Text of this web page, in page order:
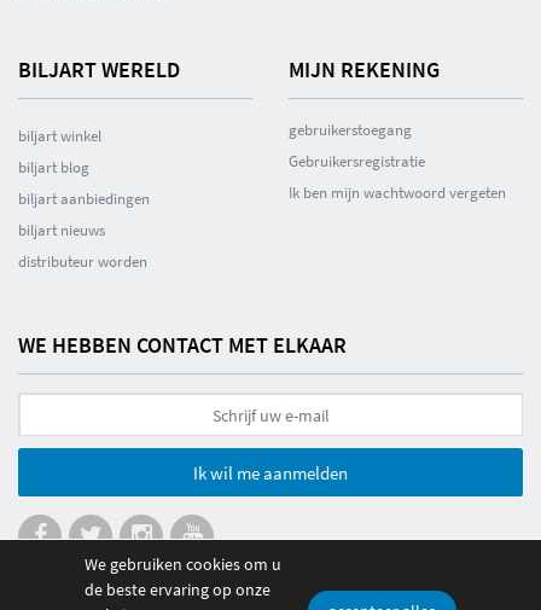
BILJART WERELD
biljart winkel
biljart blog
biljart aanbiedingen
biljart nieuws
distributeur worden
MIJN REKENING
gebruikerstoegang
Gebruikersregistratie
Ik ben mijn wachtwoord vergeten
WE HEBBEN CONTACT MET ELKAAR
Ik wil me aanmelden
We gebruiken cookies om u
de beste ervaring op onze